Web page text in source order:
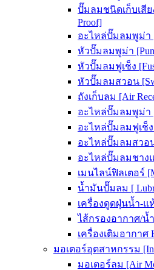
ปั๊มลมชนิดเก็บเสีย
Proof]
อะไหล่ปั๊มลมพูม่า
หัวปั๊มลมพูม่า
หัวปั๊มลมฟูเช็ง
หัวปั๊มลมสวอน
ถังเก็บลม [Air
อะไหล่ปั๊มลมพูม่า
อะไหล่ปั๊มลมฟูเช็ง
อะไหล่ปั๊มลมสวอน
อะไหล่ปั๊มลมชางแ
เมนไลน์ฟิลเตอร์
น้ำมันปั๊มลม [
เครื่องดูดฝุ่นน้ำ-แห้
ไส้กรองอากาศ/น้
เครื่องเติมอากาศ
มอเตอร์อุตสาหกรรม
มอเตอร์ลม [Air